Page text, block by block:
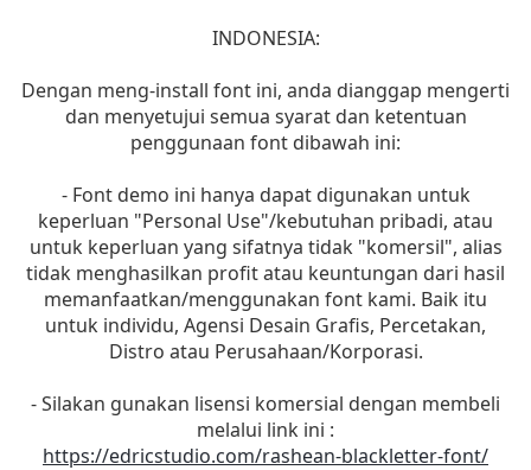
INDONESIA:
Dengan meng-install font ini, anda dianggap mengerti
dan menyetujui semua syarat dan ketentuan
penggunaan font dibawah ini:
- Font demo ini hanya dapat digunakan untuk
keperluan "Personal Use"/kebutuhan pribadi, atau
untuk keperluan yang sifatnya tidak "komersil", alias
tidak menghasilkan profit atau keuntungan dari hasil
memanfaatkan/menggunakan font kami. Baik itu
untuk individu, Agensi Desain Grafis, Percetakan,
Distro atau Perusahaan/Korporasi.
- Silakan gunakan lisensi komersial dengan membeli
melalui link ini :
https://edricstudio.com/rashean-blackletter-font/